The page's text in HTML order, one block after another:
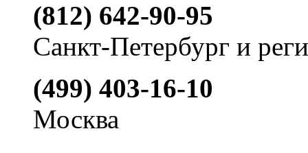
(812) 642-90-95
Санкт-Петербург и
(499) 403-16-10
Москва